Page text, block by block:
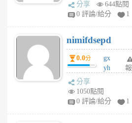
F
U
5
個
月
分享
644點閱
0 評論/給分
1
nimifdsepd
0.0分
gx
yh
jl
報
分享
1050點閱
0 評論/給分
1